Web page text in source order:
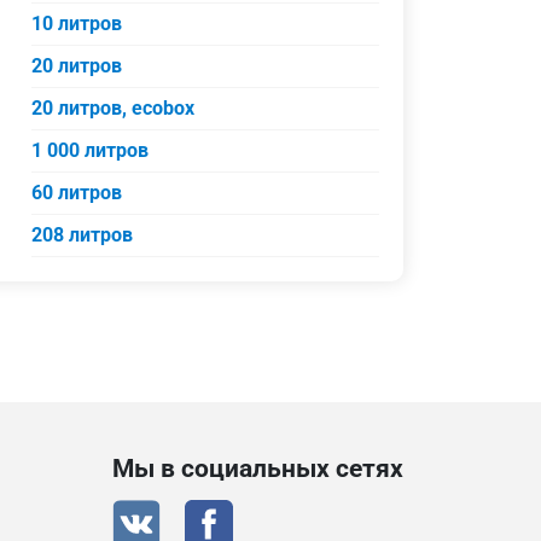
10 литров
20 литров
20 литров, ecobox
1 000 литров
60 литров
208 литров
Мы в социальных сетях